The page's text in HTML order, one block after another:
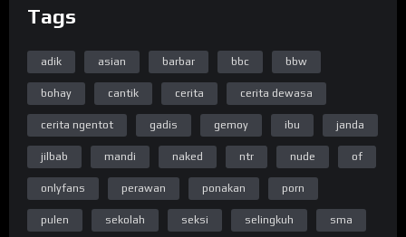
Tags
adik asian barbar bbc bbw
bohay cantik cerita cerita dewasa
cerita ngentot gadis gemoy ibu janda
jilbab mandi naked ntr nude of
onlyfans perawan ponakan porn
pulen sekolah seksi selingkuh sma